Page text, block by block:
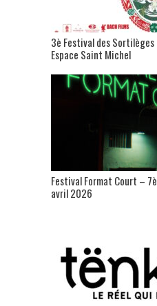
3è Festival des
Espace Saint Michel
Festival Format Court –
avril 2026